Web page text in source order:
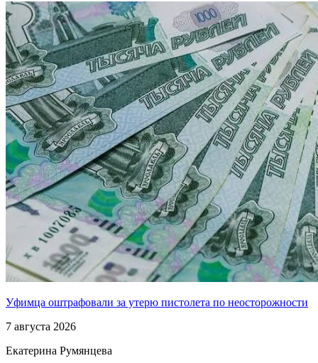
Уфимца оштрафовали за утерю пистолета по неосторожности
7 августа 2026
Екатерина Румянцева